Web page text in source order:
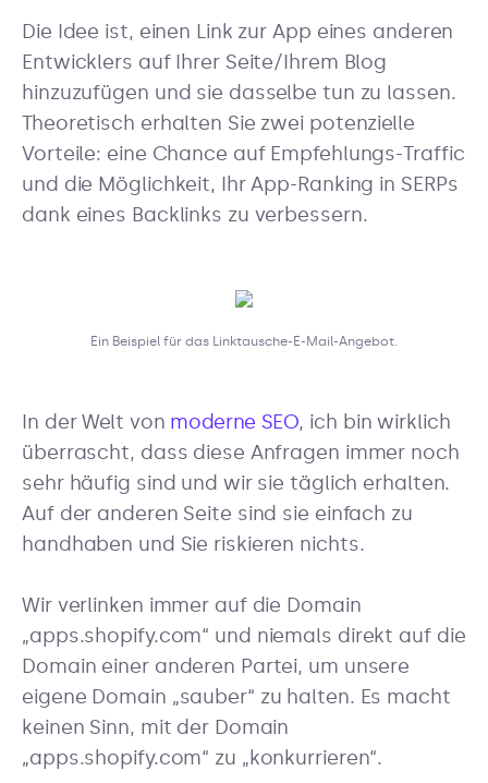
Die Idee ist, einen Link zur App eines anderen
Entwicklers auf Ihrer Seite/Ihrem Blog
hinzuzufügen und sie dasselbe tun zu lassen.
Theoretisch erhalten Sie zwei potenzielle
Vorteile: eine Chance auf Empfehlungs-Traffic
und die Möglichkeit, Ihr App-Ranking in SERPs
dank eines Backlinks zu verbessern.
Ein Beispiel für das Linktausche-E-Mail-Angebot.
In der Welt von moderne SEO, ich bin wirklich
überrascht, dass diese Anfragen immer noch
sehr häufig sind und wir sie täglich erhalten.
Auf der anderen Seite sind sie einfach zu
handhaben und Sie riskieren nichts.
Wir verlinken immer auf die Domain
„apps.shopify.com“ und niemals direkt auf die
Domain einer anderen Partei, um unsere
eigene Domain „sauber“ zu halten. Es macht
keinen Sinn, mit der Domain
„apps.shopify.com“ zu „konkurrieren“.